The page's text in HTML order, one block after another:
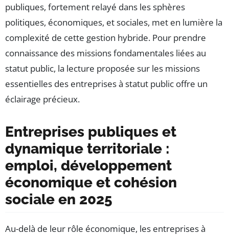
publiques, fortement relayé dans les sphères
politiques, économiques, et sociales, met en lumière la
complexité de cette gestion hybride. Pour prendre
connaissance des missions fondamentales liées au
statut public, la lecture proposée sur les missions
essentielles des entreprises à statut public offre un
éclairage précieux.
Entreprises publiques et
dynamique territoriale :
emploi, développement
économique et cohésion
sociale en 2025
Au-delà de leur rôle économique, les entreprises à